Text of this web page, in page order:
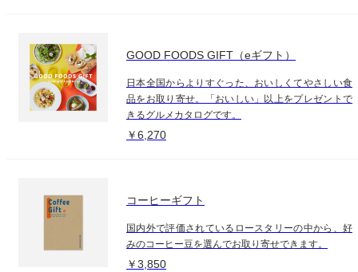
GOOD FOODS GIFT（eギフト）
日本全国からよりすぐった、おいしくてやさしい食
品をお取り寄せ。「おいしい」以上をプレゼントで
きるグルメカタログです。
￥6,270
コーヒーギフト
国内外で評価されているロースタリーの中から、好
みのコーヒー豆を選んでお取り寄せできます。
￥3,850